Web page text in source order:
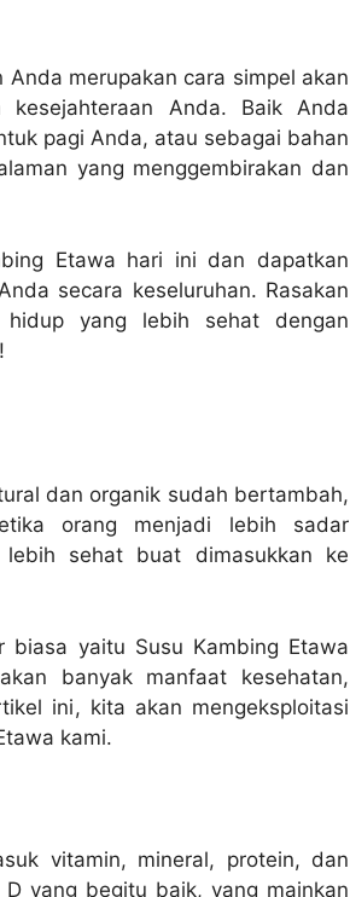
merupakan cara simpel akan
Anda. Baik Anda
pagi Anda, atau sebagai bahan
yang menggembirakan dan
Etawa hari ini dan dapatkan
secara keseluruhan. Rasakan
hidup yang lebih sehat dengan
dan organik sudah bertambah,
orang menjadi lebih sadar
sehat buat dimasukkan ke
yaitu Susu Kambing Etawa
banyak manfaat kesehatan,
ini, kita akan mengeksploitasi
kami.
vitamin, mineral, protein, dan
yang begitu baik, yang mainkan